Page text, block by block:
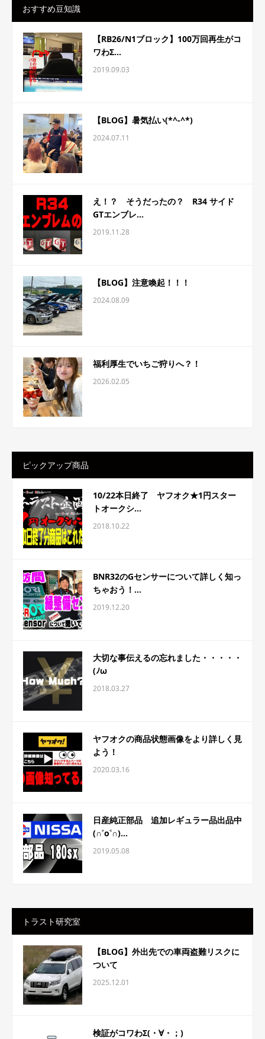
おすすめ豆知識
【RB26/N1ブロック】100万回再生がコ
ワわΣ...
2019.09.03
【BLOG】暑気払い(*^-^*)
2024.07.11
え！？ そうだったの？ R34 サイド
GTエンブレ...
2019.11.28
【BLOG】注意喚起！！！
2024.08.09
福利厚生でいちご狩りへ？！
2026.02.05
ピックアップ商品
10/22本日終了 ヤフオク★1円スター
トオークシ...
2018.10.22
BNR32のGセンサーについて詳しく知っ
ちゃおう！...
2019.12.20
大切な事伝えるの忘れました・・・・・
(ﾉω
2018.03.27
ヤフオクの商品状態画像をより詳しく見
よう！
2020.03.16
日産純正部品 追加レギュラー品出品中
(∩˃o˂∩)...
2019.05.08
トラスト研究室
【BLOG】外出先での車両盗難リスクに
ついて
2025.12.01
検証がコワわΣ(・∀・；)